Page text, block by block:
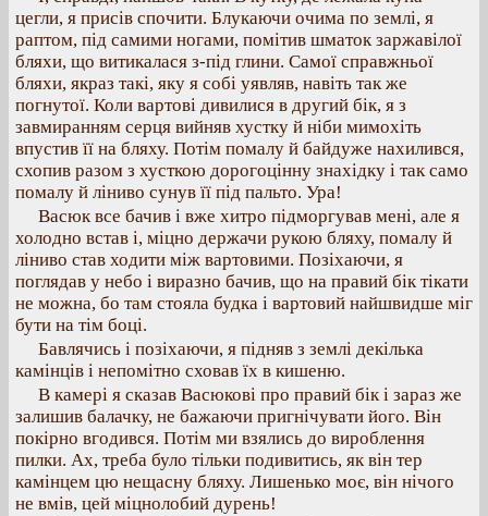
цегли, я присів спочити. Блукаючи очима по землі, я
раптом, під самими ногами, помітив шматок заржавілої
бляхи, що витикалася з-під глини. Самої справжньої
бляхи, якраз такі, яку я собі уявляв, навіть так же
погнутої. Коли вартові дивилися в другий бік, я з
завмиранням серця вийняв хустку й ніби мимохіть
впустив її на бляху. Потім помалу й байдуже нахилився,
схопив разом з хусткою дорогоцінну знахідку і так само
помалу й ліниво сунув її під пальто. Ура!
Васюк все бачив і вже хитро підморгував мені, але я
холодно встав і, міцно держачи рукою бляху, помалу й
ліниво став ходити між вартовими. Позіхаючи, я
поглядав у небо і виразно бачив, що на правий бік тікати
не можна, бо там стояла будка і вартовий найшвидше міг
бути на тім боці.
Бавлячись і позіхаючи, я підняв з землі декілька
камінців і непомітно сховав їх в кишеню.
В камері я сказав Васюкові про правий бік і зараз же
залишив балачку, не бажаючи пригнічувати його. Він
покірно вгодився. Потім ми взялись до вироблення
пилки. Ах, треба було тільки подивитись, як він тер
камінцем цю нещасну бляху. Лишенько моє, він нічого
не вмів, цей міцнолобий дурень!